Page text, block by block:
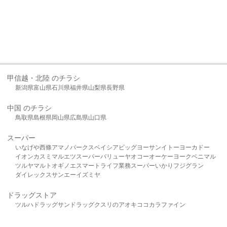
甲信越・北陸 のチラシ
新潟県富山県石川県福井県山梨県長野県
中国 のチラシ
鳥取県島根県岡山県広島県山口県
スーパー
いなげや西條アマノパークスベイシア ビッグヨーサンイトーヨーカドー
イオンカスミ マルエツスーパーバリューヤオコーオーケー ヨークベニマル
ツルヤマルト オギノ エスマート ライフ業務スーパーいかり フジグラン
ダイレックスサンエーイズミヤ
ドラッグストア
ツルハドラッグサンドラッグクスリのアオキ ココカラファイン